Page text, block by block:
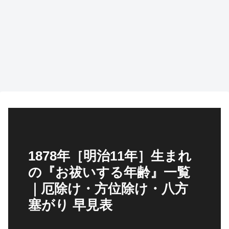
1878年［明治11年］生まれ
の『お祓いする年齢』一覧
｜厄除け・方位除け・八方
塞がり 早見表